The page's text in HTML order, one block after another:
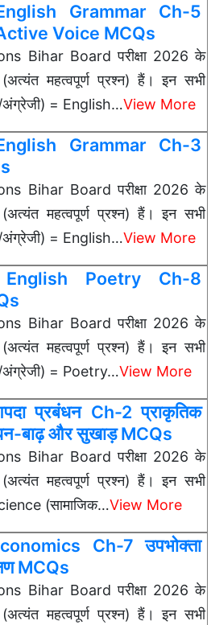
Grammar Ch-5
Voice MCQs
Bihar Board परीक्षा 2026 के
महत्वपूर्ण प्रश्न) हैं। इन सभी
= English…View More
Grammar Ch-3
Bihar Board परीक्षा 2026 के
महत्वपूर्ण प्रश्न) हैं। इन सभी
= English…View More
Poetry Ch-8
Bihar Board परीक्षा 2026 के
महत्वपूर्ण प्रश्न) हैं। इन सभी
= Poetry…View More
प्रबंधन Ch-2 प्राकृतिक
बाढ़ और सुखाड़ MCQs
Bihar Board परीक्षा 2026 के
महत्वपूर्ण प्रश्न) हैं। इन सभी
(सामाजिक…View More
Ch-7 उपभोक्ता
MCQs
Bihar Board परीक्षा 2026 के
महत्वपूर्ण प्रश्न) हैं। इन सभी